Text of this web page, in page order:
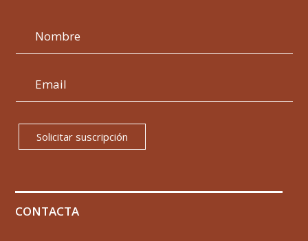
Solicitar suscripción
CONTACTA